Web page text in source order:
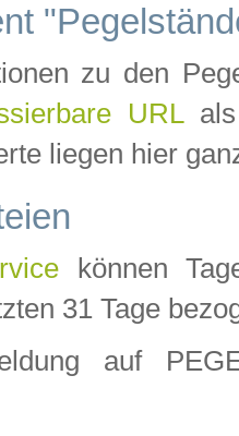
zu den
URLals
liegen hier
können
31 Tage
auf